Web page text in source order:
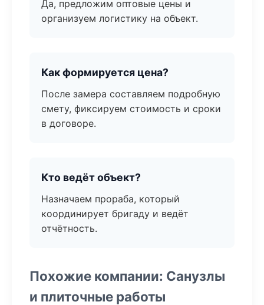
Да, предложим оптовые цены и
организуем логистику на объект.
Как формируется цена?
После замера составляем подробную
смету, фиксируем стоимость и сроки
в договоре.
Кто ведёт объект?
Назначаем прораба, который
координирует бригаду и ведёт
отчётность.
Похожие компании: Санузлы
и плиточные работы